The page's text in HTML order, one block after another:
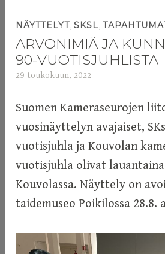
NÄYTTELYT ,SKSL ,
ARVONIMIÄ JA
90-VUOTISJUHLISTA
29 toukokuun, 2022
m
Suomen Kameraseurojen
vuosinäyttelyn avajaiset,
vuotisjuhla ja Kouvolan
vuotisjuhla olivat lauantaina
Kouvolassa. Näyttely on
taidemuseo Poikilossa 28.8.